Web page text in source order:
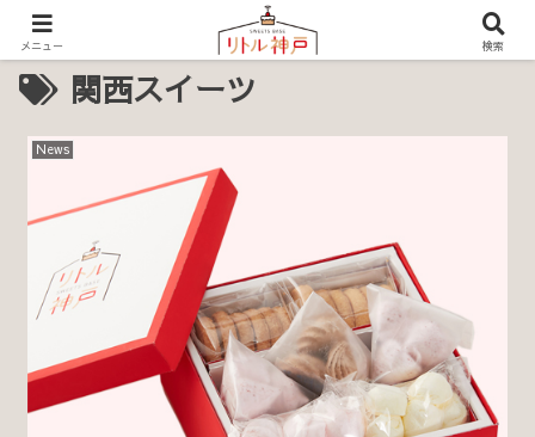
関西スイーツ
News
メニュー 検索